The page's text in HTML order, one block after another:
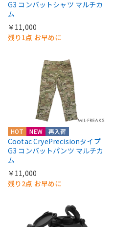
G3 コンバットシャツ マルチカ
ム
￥11,000
残り1点 お早めに
HOT NEW 再入荷
Cootac CryePrecisionタイプ
G3 コンバットパンツ マルチカ
ム
￥11,000
残り2点 お早めに